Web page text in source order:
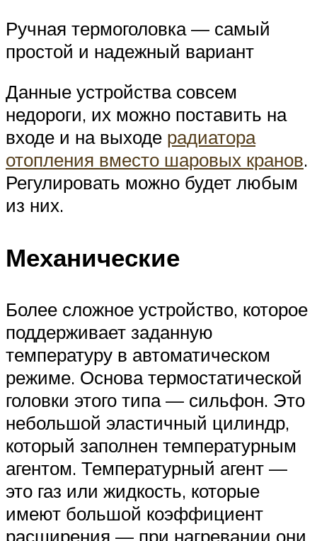
Ручная термоголовка — самый
простой и надежный вариант
Данные устройства совсем
недороги, их можно поставить на
входе и на выходе радиатора
отопления вместо шаровых кранов.
Регулировать можно будет любым
из них.
Механические
Более сложное устройство, которое
поддерживает заданную
температуру в автоматическом
режиме. Основа термостатической
головки этого типа — сильфон. Это
небольшой эластичный цилиндр,
который заполнен температурным
агентом. Температурный агент —
это газ или жидкость, которые
имеют большой коэффициент
расширения — при нагревании они